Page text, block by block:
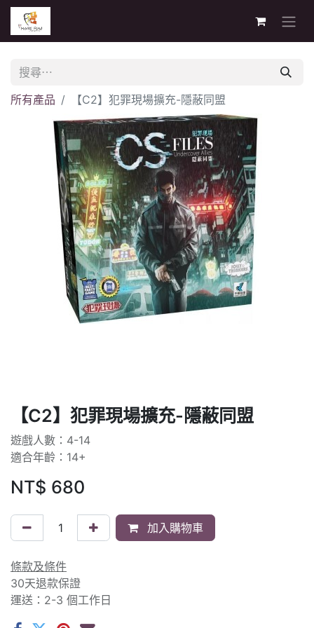
所有產品 【C2】犯罪現場擴充-隱蔽同盟
【C2】犯罪現場擴充-隱蔽同盟
遊戲人數：4-14
適合年齡：14+
NT$ 680
加入購物車
條款及條件
30天退款保證
運送：2-3 個工作日